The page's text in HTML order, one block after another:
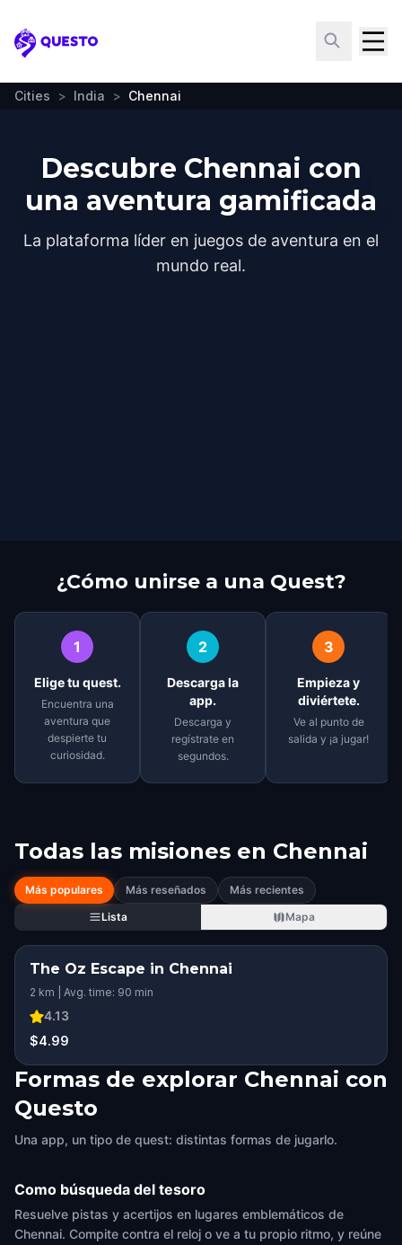
Questo
Cities > India > Chennai
Descubre Chennai con
una aventura gamificada
La plataforma líder en juegos de aventura en el
mundo real.
¿Cómo unirse a una Quest?
1
Elige tu quest.
Encuentra una
aventura que
despierte tu
curiosidad.
2
Descarga la
app.
Descarga y
regístrate en
segundos.
3
Empieza y
diviértete.
Ve al punto de
salida y ¡a jugar!
Todas las misiones en Chennai
Más populares Más reseñados
Más recientes
Lista
Mapa
The Oz Escape in Chennai
2 km | Avg. time: 90 min
4.13
$4.99
Formas de explorar Chennai con
Questo
Una app, un tipo de quest: distintas formas de jugarlo.
Como búsqueda del tesoro
Resuelve pistas y acertijos en lugares emblemáticos de
Chennai. Compite contra el reloj o ve a tu propio ritmo, y reúne